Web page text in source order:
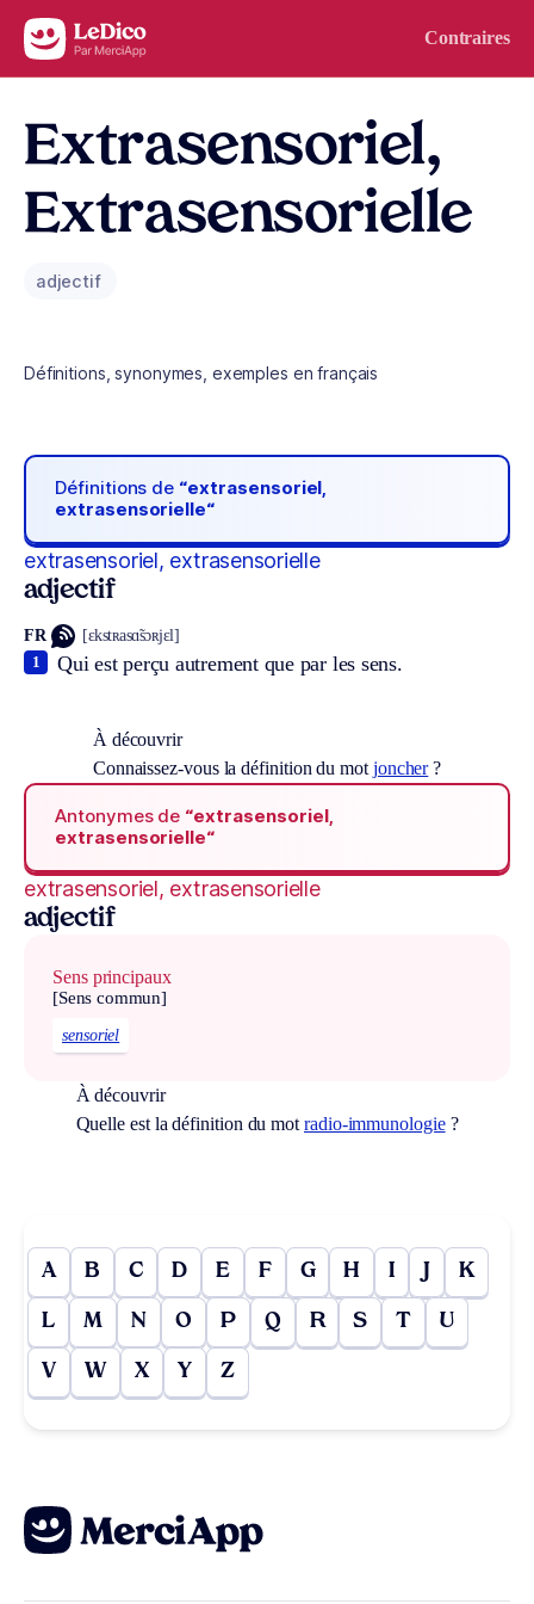
Aller au contenu Contraires
Extrasensoriel,
Extrasensorielle
adjectif
Définitions, synonymes, exemples en français
Définitions de “extrasensoriel,
extrasensorielle“
extrasensoriel, extrasensorielle
adjectif
FR [ɛkstʀasɑ̃sɔʀjɛl]
Qui est perçu autrement que par les sens.
1
À découvrir
Connaissez-vous la définition du mot joncher?
Antonymes de “extrasensoriel,
extrasensorielle“
extrasensoriel, extrasensorielle
adjectif
Sens principaux
[Sens commun]
sensoriel
À découvrir
Quelle est la définition du mot radio-immunologie?
A B C D E F G H I J K
L M N O P Q R S T U
V W X Y Z